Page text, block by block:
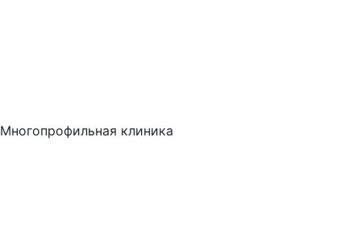
Многопрофильная клиника